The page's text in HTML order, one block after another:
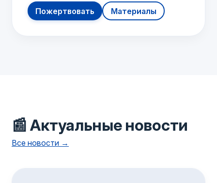
Пожертвовать Материалы
📰 Актуальные новости
Все новости →